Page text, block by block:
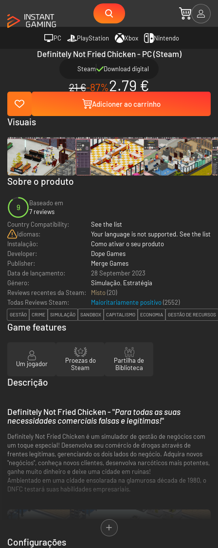
PC PlayStation Xbox Nintendo
Definitely Not Fried Chicken - PC (Steam)
Steam Download digital
21 €-87%2.79 €
Adicioner ao carrinho
Sobre o produto
9
Baseado em
7 reviews
Country Compatibility:
See the list
Idiomas:
Your language is not supported. See the list
Instalação:
Como ativar o seu produto
Developer:
Dope Games
Publisher:
Merge Games
Data de lançamento:
28 September 2023
Género:
Simulação, Estratégia
Reviews recentes da Steam:
Misto(20)
Todas Reviews Steam:
Maioritariamente positivo(2552)
GESTÃO CRIME SIMULAÇÃO SANDBOX CAPITALISMO ECONOMIA GESTÃO DE RECURSOS
Visuais
Game features
Um jogador
Proezas do
Steam
Partilha de
Biblioteca
Descrição
Definitely Not Fried Chicken - "Para todas as suas
necessidades comerciais falsas e legítimas!"
Definitely Not Fried Chicken é um simulador de gestão de negócios com
um toque especial! Desenvolva seu comércio de drogas através de
frentes legítimas, gerenciando os dois lados do negócio. Adquira novos
"negócios", conheça novos clientes, desenvolva narcóticos mais potentes,
ganhe muito dinheiro e deixe uma cidade em ruínas!
Ambientado em uma cidade ensolarada na glamurosa década de 1980, o
DNFC testará suas habilidades empresariais.
Configurações